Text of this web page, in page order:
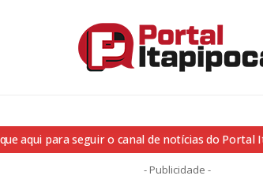
aqui para seguir o canal de notícias do Portal
- Publicidade -